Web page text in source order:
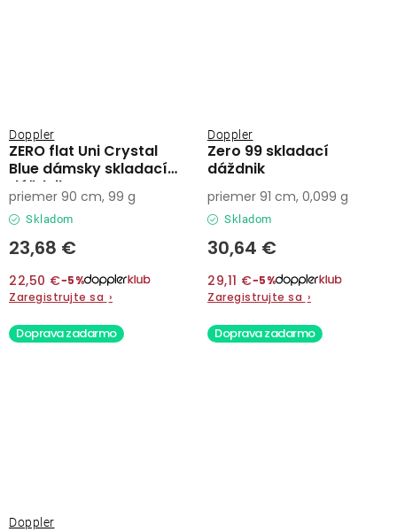
ZERO flat Uni Crystal
Blue dámsky skladací
dáždnik
Doppler
Skladom
23,68 €
22,50 €−5%
Zaregistrujte sa ›
priemer 90 cm, 99 g
Zero 99 skladací
dáždnik
Doppler
Skladom
30,64 €
29,11 €−5%
Zaregistrujte sa ›
priemer 91 cm, 0,099 g
Doprava zadarmo
Doppler
Doprava zadarmo